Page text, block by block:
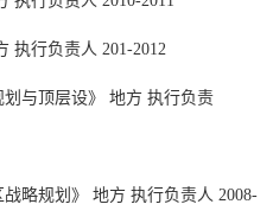
执行负责人 201-2012
与顶层设》 地方 执行负责
略规划》 地方 执行负责人 2008-